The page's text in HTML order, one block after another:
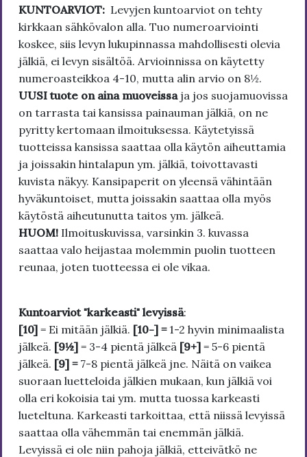
KUNTOARVIOT: Levyjen kuntoarviot on tehty
kirkkaan sähkövalon alla. Tuo numeroarviointi
koskee, siis levyn lukupinnassa mahdollisesti olevia
jälkiä, ei levyn sisältöä. Arvioinnissa on käytetty
numeroasteikkoa 4-10, mutta alin arvio on 8½.
UUSI tuote on aina muoveissa ja jos suojamuovissa
on tarrasta tai kansissa painauman jälkiä, on ne
pyritty kertomaan ilmoituksessa. Käytetyissä
tuotteissa kansissa saattaa olla käytön aiheuttamia
ja joissakin hintalapun ym. jälkiä, toivottavasti
kuvista näkyy. Kansipaperit on yleensä vähintään
hyväkuntoiset, mutta joissakin saattaa olla myös
käytöstä aiheutunutta taitos ym. jälkeä.
HUOM! Ilmoituskuvissa, varsinkin 3. kuvassa
saattaa valo heijastaa molemmin puolin tuotteen
reunaa, joten tuotteessa ei ole vikaa.
Kuntoarviot "karkeasti" levyissä:
[10] = Ei mitään jälkiä. [10-] = 1-2 hyvin minimaalista
jälkeä. [9½] = 3-4 pientä jälkeä [9+] = 5-6 pientä
jälkeä. [9] = 7-8 pientä jälkeä jne. Näitä on vaikea
suoraan luetteloida jälkien mukaan, kun jälkiä voi
olla eri kokoisia tai ym. mutta tuossa karkeasti
lueteltuna. Karkeasti tarkoittaa, että niissä levyissä
saattaa olla vähemmän tai enemmän jälkiä.
Levyissä ei ole niin pahoja jälkiä, etteivätkö ne